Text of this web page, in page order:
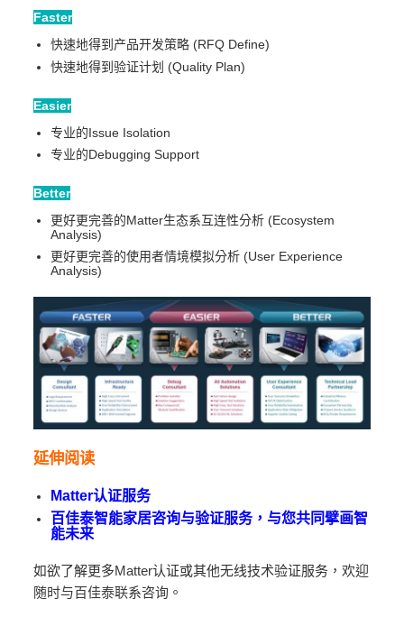
Faster
快速地得到产品开发策略 (RFQ Define)
快速地得到验证计划 (Quality Plan)
Easier
专业的Issue Isolation
专业的Debugging Support
Better
更好更完善的Matter生态系互连性分析 (Ecosystem
Analysis)
更好更完善的使用者情境模拟分析 (User Experience
Analysis)
延伸阅读
Matter认证服务
百佳泰智能家居咨询与验证服务，与您共同擘画智
能未来
如欲了解更多Matter认证或其他无线技术验证服务，欢迎
随时与百佳泰联系咨询 。